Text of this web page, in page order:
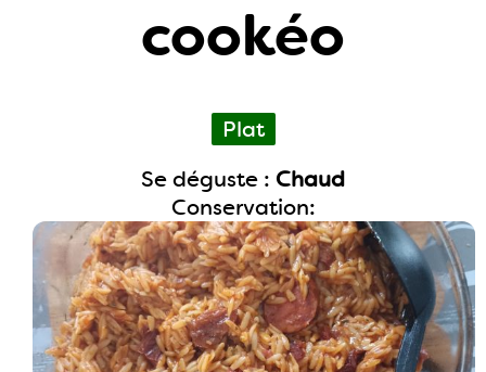
cookéo
Plat
Se déguste : Chaud
Conservation: